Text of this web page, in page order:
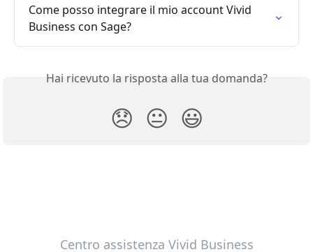
Come posso integrare il mio account Vivid
Business con Sage?
Hai ricevuto la risposta alla tua domanda?
😞 😐 😃
Centro assistenza Vivid Business